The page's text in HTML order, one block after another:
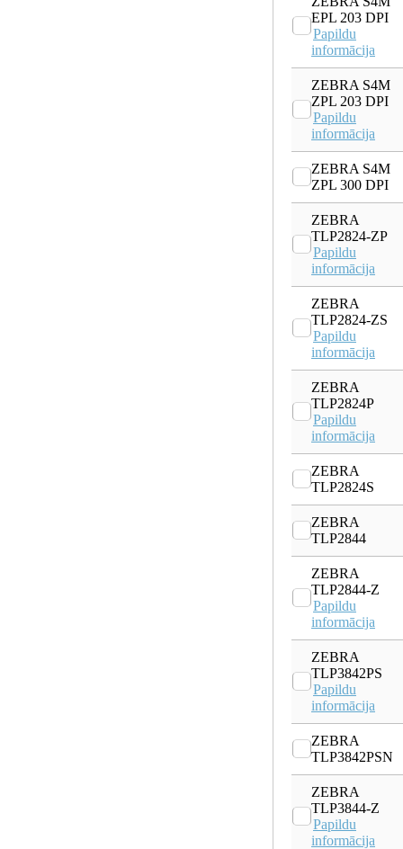
EPL 203 DPI
Papildu
informācija
ZEBRA S4M
ZPL 203 DPI
Papildu
informācija
ZEBRA S4M
ZPL 300 DPI
ZEBRA
TLP2824-ZP
Papildu
informācija
ZEBRA
TLP2824-ZS
Papildu
informācija
ZEBRA
TLP2824P
Papildu
informācija
ZEBRA
TLP2824S
ZEBRA
TLP2844
ZEBRA
TLP2844-Z
Papildu
informācija
ZEBRA
TLP3842PS
Papildu
informācija
ZEBRA
TLP3842PSN
ZEBRA
TLP3844-Z
Papildu
informācija